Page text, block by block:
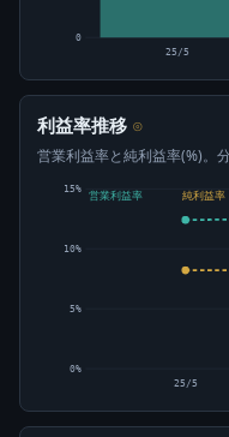
0
25/5
利益率推移 ⊙
営業利益率と純利益率(%)。
0%
5%
10%
15%
営業利益率 純利益率
25/5